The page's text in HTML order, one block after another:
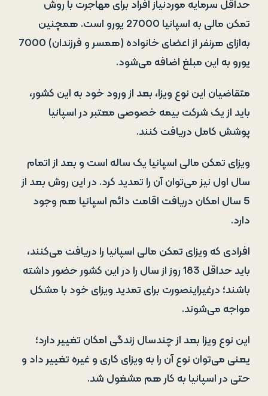
حداقل سرمایه موردنیاز افراد برای مهاجرت با روش
تمکن مالی به اسپانیا 27000 یورو است. همچنین
به‌ازای هرنفر از اعضای خانواده (همسر و فرزندان) 7000
یورو به این مبلغ اضافه می‌شود.
متقاضیان این نوع ویزا، بعد از ورود خود به این کشور،
باید از یک شرکت بیمه خصوصی معتبر در اسپانیا
پوشش کامل دریافت کنند.
ویزای تمکن مالی اسپانیا یک ساله است و بعد از اتمام
سال اول نیز می‌توان آن را تمدید کرد. در این روش بعد از
5 سال امکان دریافت اقامت دائم اسپانیا هم وجود
دارد.
افرادی که ویزای تمکن مالی اسپانیا را دریافت می‌کنند،
باید حداقل 183 روز از سال را در این کشور حضور داشته
باشند؛ درغیراینصورت برای تمدید ویزای خود با مشکل
مواجه می‌شوند.
این نوع ویزا بعد از چندسال زندگی امکان تغییر دارد؛
یعنی می‌توان نوع آن را به ویزای کاری و غیره تغییر داد و
حتی در اسپانیا به کار هم مشغول شد.